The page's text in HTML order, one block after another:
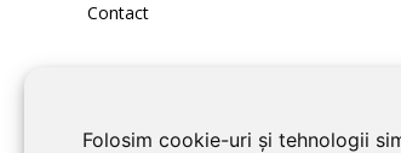
Folosim cookie-uri și tehnologii
Contact